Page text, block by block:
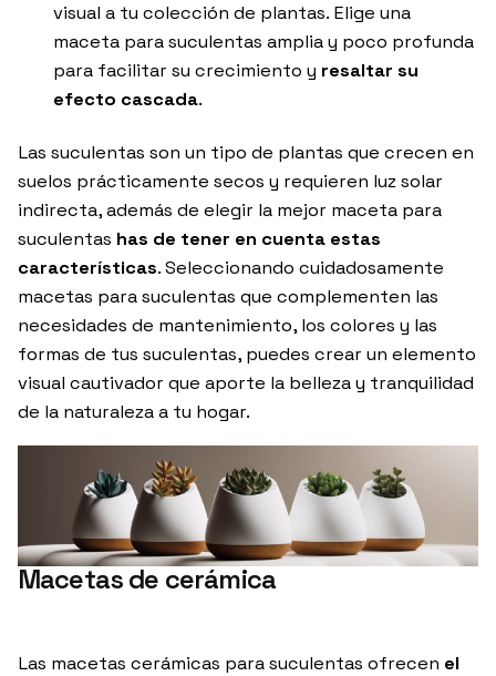
visual a tu colección de plantas. Elige una
maceta para suculentas amplia y poco profunda
para facilitar su crecimiento y resaltar su
efecto cascada.
Las suculentas son un tipo de plantas que crecen en
suelos prácticamente secos y requieren luz solar
indirecta, además de elegir la mejor maceta para
suculentas has de tener en cuenta estas
características. Seleccionando cuidadosamente
macetas para suculentas que complementen las
necesidades de mantenimiento, los colores y las
formas de tus suculentas, puedes crear un elemento
visual cautivador que aporte la belleza y tranquilidad
de la naturaleza a tu hogar.
Macetas de cerámica
Las macetas cerámicas para suculentas ofrecen el